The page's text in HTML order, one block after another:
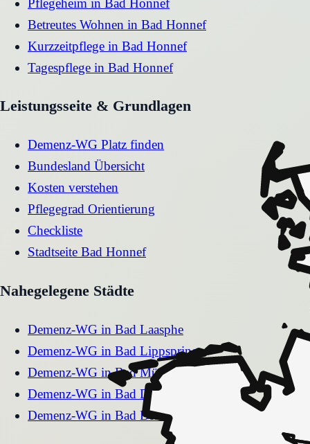
Pflegeheim in Bad Honnef
Betreutes Wohnen in Bad Honnef
Kurzzeitpflege in Bad Honnef
Tagespflege in Bad Honnef
Leistungsseite & Grundlagen
Demenz-WG Platz finden
Bundesland Übersicht
Kosten verstehen
Pflegegrad Orientierung
Checkliste
Stadtseite Bad Honnef
Nahegelegene Städte
Demenz-WG in Bad Laasphe
Demenz-WG in Bad Lippspringe
Demenz-WG inBad Münstereifel
Demenz-WG in Bad Driburg
Demenz-WG in Bad Berleburg